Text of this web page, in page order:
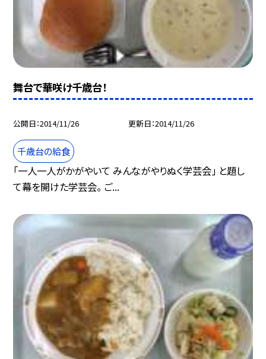
舞台で華咲け千歳台！
公開日 2014/11/26 更新日 2014/11/26
千歳台の給食
「一人一人がかがやいて みんながやりぬく学芸会」 と題し
て幕を開けた学芸会。 ご...